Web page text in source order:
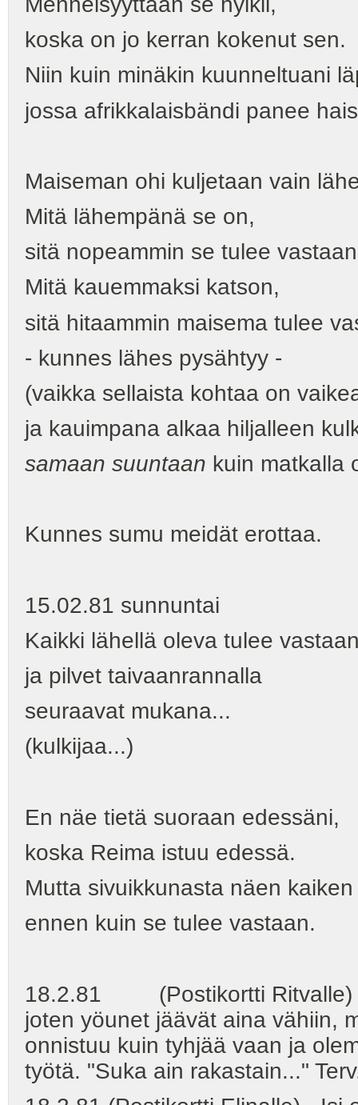
koska on jo kerran kokenut sen.
Niin kuin minäkin kuunneltuani
jossa afrikkalaisbändi panee
Maiseman ohi kuljetaan vain
Mitä lähempänä se on,
sitä nopeammin se tulee
Mitä kauemmaksi katson,
sitä hitaammin maisema tulee
- kunnes lähes pysähtyy -
(vaikka sellaista kohtaa on
ja kauimpana alkaa hiljalleen
samaan suuntaan kuin matkalla
Kunnes sumu meidät erottaa.
15.02.81 sunnuntai
Kaikki lähellä oleva tulee
ja pilvet taivaanrannalla
seuraavat mukana...
(kulkijaa...)
En näe tietä suoraan edessäni,
koska Reima istuu edessä.
Mutta sivuikkunasta näen
ennen kuin se tulee vastaan.
18.2.81 (Postikortti Ritvalle)
joten yöunet jäävät aina vähiin,
onnistuu kuin tyhjää vaan ja
työtä. "Suka ain rakastain..."